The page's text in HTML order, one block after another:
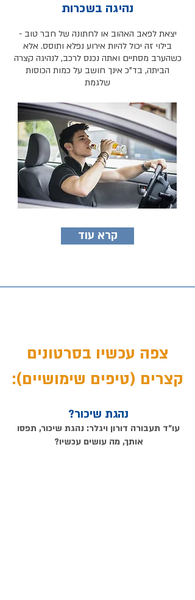
נהיגה בשכרות
יצאת לפאב האהוב או לחתונה של חבר טוב -
בילוי זה יכול להיות אירוע נפלא ותוסס. אלא
כשהערב מסתיים ואתה נכנס לרכב, לנהיגה קצרה
הביתה, בד"כ אינך חושב על כמות הכוסות
שלגמת
קרא עוד
צפה עכשיו בסרטונים
קצרים (טיפים שימושיים):
נהגת שיכור?
עו"ד תעבורה דורון ויגלר: נהגת שיכור, תפסו
אותך, מה עושים עכשיו?